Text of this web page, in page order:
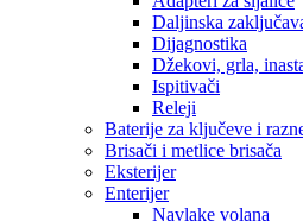
Daljinska
Dijagnostika
Džekovi, grla,
Ispitivači
Releji
Baterije za ključeve i
Brisači i metlice brisača
Eksterijer
Enterijer
Navlake volana